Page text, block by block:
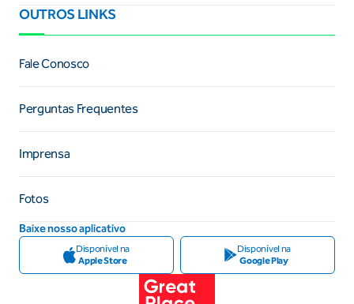
OUTROS LINKS
Fale Conosco
Perguntas Frequentes
Imprensa
Fotos
Baixe nosso aplicativo
Disponível na
Apple Store
Disponível na
Google Play